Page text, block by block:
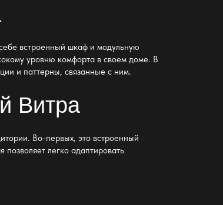
встроенный шкаф и модульную
уровню комфорта в своем доме. В
и паттерны, связанные с ним.
Витра
Во-первых, это встроенный
легко адаптировать